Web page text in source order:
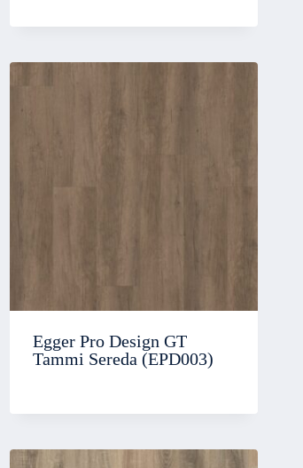
Egger Pro Design GT
Tammi Sereda (EPD003)